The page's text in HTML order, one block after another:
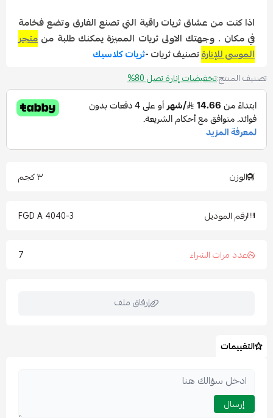
اذا كنت من عشاق ثريات راقية التي تصنع الفارق وتضع فخامة
في مكان . وجهتك الاولى ثريات المميزة يمكنك طلبة من متجر
الموسى للإنارةتصنيف ثريات -ثريات كلاسيك
تصنيف المنتج:تخفيضات إنارة تصل 80%
الوزن ٣ كجم
رقم الموديل 4040-3 FGD A
عدد مرات الشراء 7
إرفاق ملف
التقييمات
إرسال